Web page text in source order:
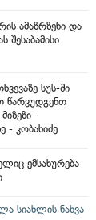
ამაზრზენი და
შესაბამისი
სუს-ში
წარვუდგენთ
-
- კობახიძე
ემსახურება
სიახლის ნახვა